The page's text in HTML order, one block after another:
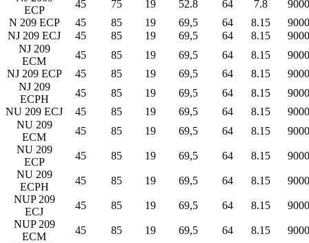
ECP
45 75 19 52.8 64 7.8
9000
N 209 ECP
45 85 19 69,5 64 8.15
9000
NJ 209 ECJ
45 85 19 69,5 64 8.15
9000
NJ 209
ECM
45 85 19 69,5 64 8.15
9000
NJ 209 ECP
45 85 19 69,5 64 8.15
9000
NJ 209
ECPH
45 85 19 69,5 64 8.15
9000
NU 209 ECJ
45 85 19 69,5 64 8.15
9000
NU 209
ECM
45 85 19 69,5 64 8.15
9000
NU 209
ECP
45 85 19 69,5 64 8.15
9000
NU 209
ECPH
45 85 19 69,5 64 8.15
9000
NUP 209
ECJ
45 85 19 69,5 64 8.15
9000
NUP 209
ECM
45 85 19 69,5 64 8.15
9000